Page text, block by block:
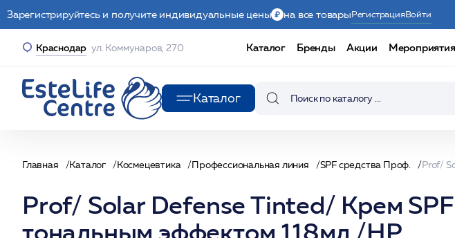
Зарегистрируйтесь и получите индивидуальные цены на все товарыРегистрацияВойти
Краснодар ул. Коммунаров, 270 Каталог Бренды Акции Мероприятия
Каталог
Главная Каталог Космецевтика Профессиональная линия SPF средства Проф.
Prof/ Solar Defense Tinted/ Крем
тональным эффектом 118мл /HP